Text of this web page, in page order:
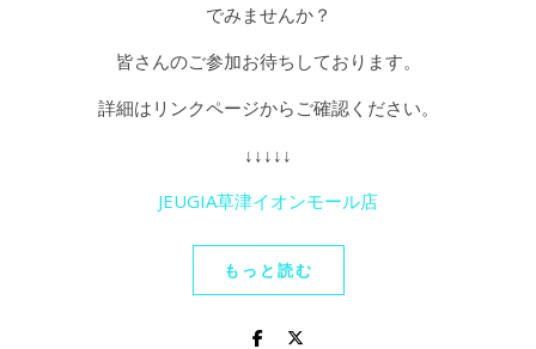
でみませんか？
皆さんのご参加お待ちしております。
詳細はリンクページからご確認ください。
↓↓↓↓↓
JEUGIA草津イオンモール店
もっと読む